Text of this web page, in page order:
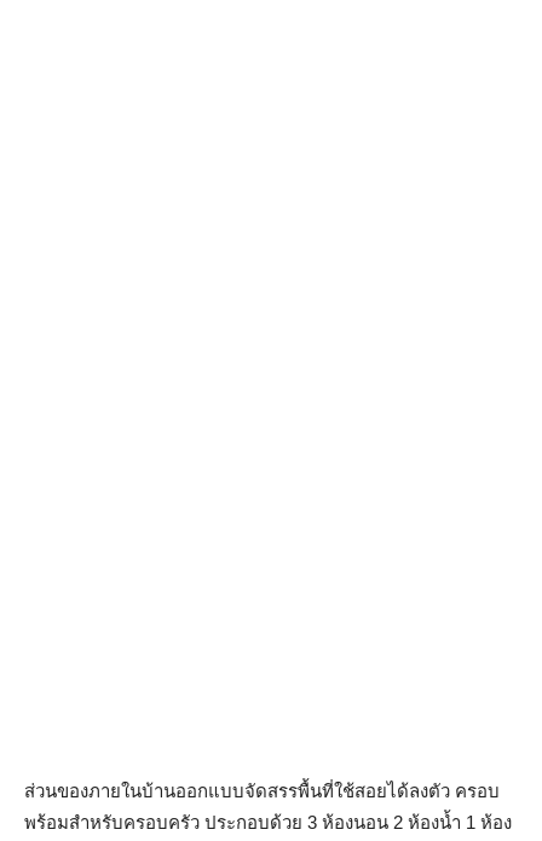
ส่วนของภายในบ้านออกแบบจัดสรรพื้นที่ใช้สอยได้ลงตัว ครอบ
พร้อมสำหรับครอบครัว ประกอบด้วย 3 ห้องนอน 2 ห้องน้ำ 1 ห้อง